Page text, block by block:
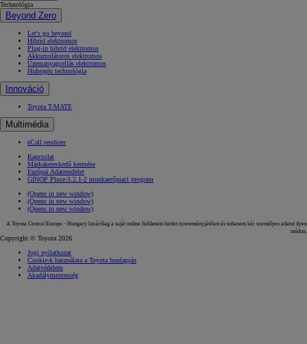
Technológia
Beyond Zero
Let's go beyond
Hibrid elektromos
Plug-in hibrid elektromos
Akkumulátoros elektromos
Üzemanyagcellás elektromos
Hidrogén technológia
Innováció
Toyota T-MATE
Multimédia
eCall rendszer
Kapcsolat
Márkakereskedő keresése
Európai Adatrendelet
GINOP Plusz-3.2.1-2 munkaerőpiaci program
(Opens in new window)
(Opens in new window)
(Opens in new window)
A Toyota Central Europe - Hungary kizárólag a saját online felületein hirdet nyereményjátékot és sohasem kér személyes adatot ilyen
módon.
Copyright © Toyota 2026
Jogi nyilatkozat
Cookie-k használata a Toyota honlapján
Adatvédelem
Akadálymentesség